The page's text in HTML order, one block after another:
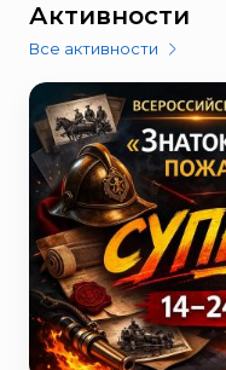
Активности
Все активности